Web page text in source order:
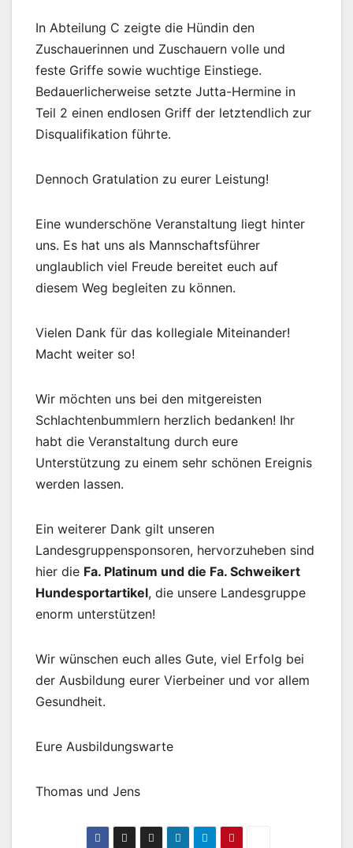
In Abteilung C zeigte die Hündin den
Zuschauerinnen und Zuschauern volle und
feste Griffe sowie wuchtige Einstiege.
Bedauerlicherweise setzte Jutta-Hermine in
Teil 2 einen endlosen Griff der letztendlich zur
Disqualifikation führte.
Dennoch Gratulation zu eurer Leistung!
Eine wunderschöne Veranstaltung liegt hinter
uns. Es hat uns als Mannschaftsführer
unglaublich viel Freude bereitet euch auf
diesem Weg begleiten zu können.
Vielen Dank für das kollegiale Miteinander!
Macht weiter so!
Wir möchten uns bei den mitgereisten
Schlachtenbummlern herzlich bedanken! Ihr
habt die Veranstaltung durch eure
Unterstützung zu einem sehr schönen Ereignis
werden lassen.
Ein weiterer Dank gilt unseren
Landesgruppensponsoren, hervorzuheben sind
hier die Fa. Platinum und die Fa. Schweikert
Hundesportartikel, die unsere Landesgruppe
enorm unterstützen!
Wir wünschen euch alles Gute, viel Erfolg bei
der Ausbildung eurer Vierbeiner und vor allem
Gesundheit.
Eure Ausbildungswarte
Thomas und Jens